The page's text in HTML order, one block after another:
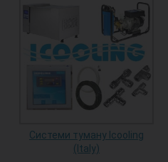
Системи туману Icooling
(Italy)